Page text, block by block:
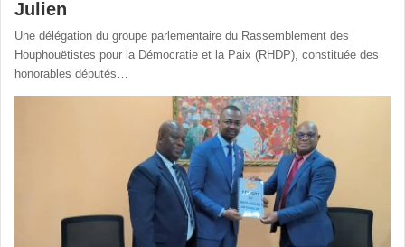
Julien
Une délégation du groupe parlementaire du Rassemblement des
Houphouëtistes pour la Démocratie et la Paix (RHDP), constituée des
honorables députés…